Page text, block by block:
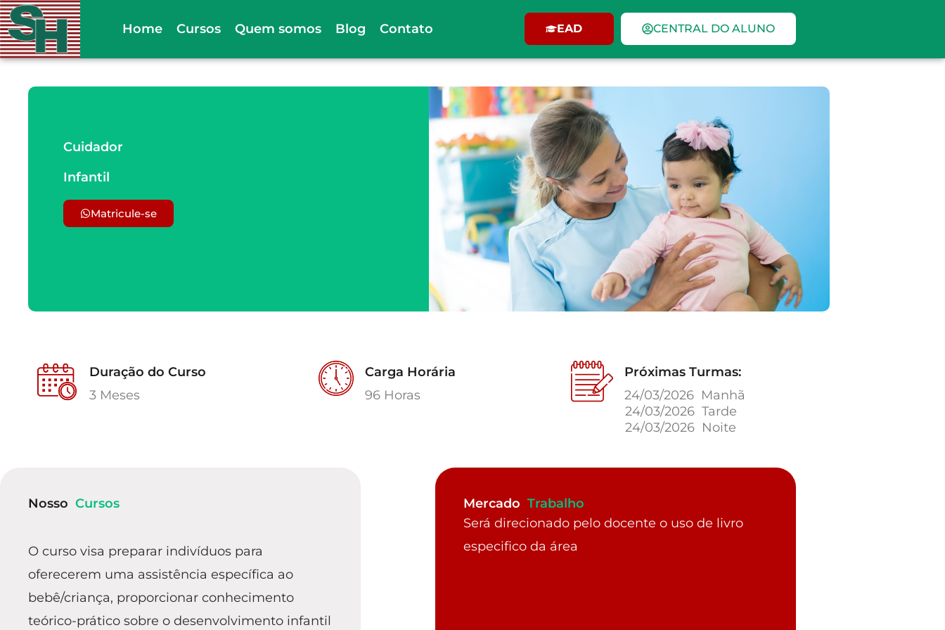
Ir
para
o
Home Cursos Quem somos Blog Contato EAD CENTRAL DO ALUNO
Cuidador
Infantil
Matricule-se
Duração do Curso
3 Meses
Carga Horária
96 Horas
Próximas Turmas:
24/03/2026 Manhã
24/03/2026 Tarde
24/03/2026 Noite
Nosso Cursos
O curso visa preparar indivíduos para
oferecerem uma assistência específica ao
bebê/criança, proporcionar conhecimento
teórico-prático sobre o desenvolvimento infantil
Mercado Trabalho
Será direcionado pelo docente o uso de livro
especifico da área